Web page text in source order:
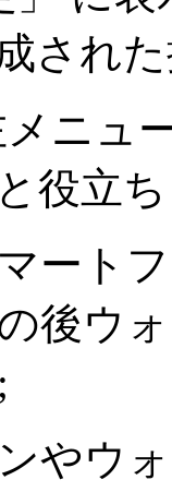
され
ニュ
役立
ート
後ウ
やウ